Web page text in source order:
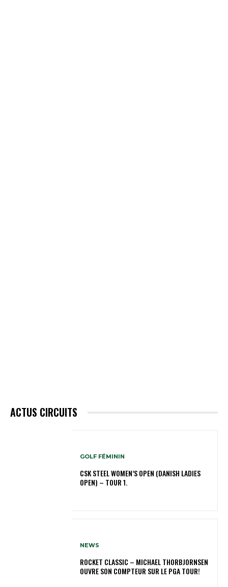
ACTUS CIRCUITS
GOLF FÉMININ
CSK STEEL WOMEN’S OPEN (DANISH LADIES
OPEN) – TOUR 1.
NEWS
ROCKET CLASSIC – MICHAEL THORBJORNSEN
OUVRE SON COMPTEUR SUR LE PGA TOUR!